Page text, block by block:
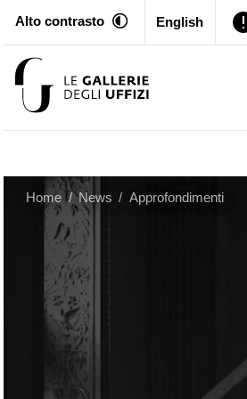
Alto contrasto English
Home / News / Approfondimenti